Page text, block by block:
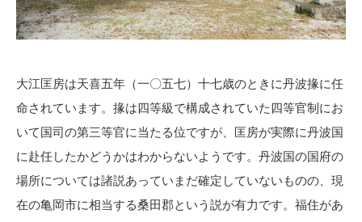
大江匡房は天喜五年（一〇五七）十七歳のときに丹波掾に任
命されています。掾は四等級で構成されていた四等官制にお
いて国司の第三等官に当たる位ですが、匡房が実際に丹波国
に赴任したかどうかはわからないようです。丹波国の国府の
場所については諸説あっていまだ確定していないものの、現
在の亀岡市に相当する桑田郡という説が有力です。福住があ